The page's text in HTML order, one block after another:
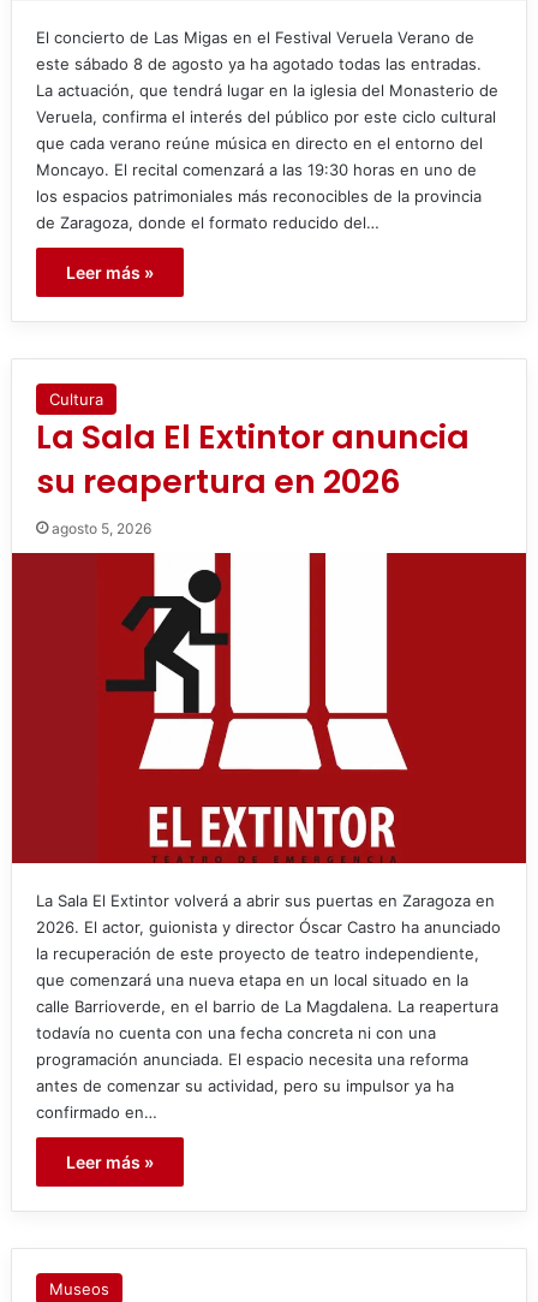
El concierto de Las Migas en el Festival Veruela Verano de
este sábado 8 de agosto ya ha agotado todas las entradas.
La actuación, que tendrá lugar en la iglesia del Monasterio de
Veruela, confirma el interés del público por este ciclo cultural
que cada verano reúne música en directo en el entorno del
Moncayo. El recital comenzará a las 19:30 horas en uno de
los espacios patrimoniales más reconocibles de la provincia
de Zaragoza, donde el formato reducido del…
Leer más »
Cultura
La Sala El Extintor anuncia
su reapertura en 2026
agosto 5, 2026
La Sala El Extintor volverá a abrir sus puertas en Zaragoza en
2026. El actor, guionista y director Óscar Castro ha anunciado
la recuperación de este proyecto de teatro independiente,
que comenzará una nueva etapa en un local situado en la
calle Barrioverde, en el barrio de La Magdalena. La reapertura
todavía no cuenta con una fecha concreta ni con una
programación anunciada. El espacio necesita una reforma
antes de comenzar su actividad, pero su impulsor ya ha
confirmado en…
Leer más »
Museos